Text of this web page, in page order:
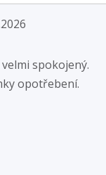
spokojený.
opotřebení.